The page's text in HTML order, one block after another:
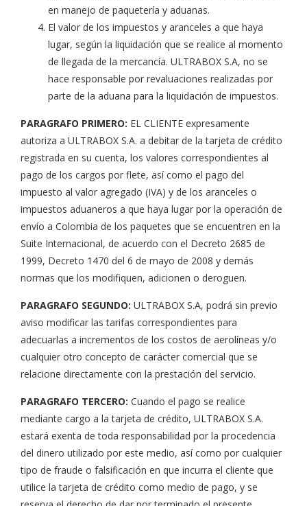
en manejo de paquetería y aduanas.
El valor de los impuestos y aranceles a que haya
lugar, según la liquidación que se realice al momento
de llegada de la mercancía. ULTRABOX S.A, no se
hace responsable por revaluaciones realizadas por
parte de la aduana para la liquidación de impuestos.
PARAGRAFO PRIMERO: EL CLIENTE expresamente
autoriza a ULTRABOX S.A. a debitar de la tarjeta de crédito
registrada en su cuenta, los valores correspondientes al
pago de los cargos por flete, así como el pago del
impuesto al valor agregado (IVA) y de los aranceles o
impuestos aduaneros a que haya lugar por la operación de
envío a Colombia de los paquetes que se encuentren en la
Suite Internacional, de acuerdo con el Decreto 2685 de
1999, Decreto 1470 del 6 de mayo de 2008 y demás
normas que los modifiquen, adicionen o deroguen.
PARAGRAFO SEGUNDO: ULTRABOX S.A, podrá sin previo
aviso modificar las tarifas correspondientes para
adecuarlas a incrementos de los costos de aerolíneas y/o
cualquier otro concepto de carácter comercial que se
relacione directamente con la prestación del servicio.
PARAGRAFO TERCERO: Cuando el pago se realice
mediante cargo a la tarjeta de crédito, ULTRABOX S.A.
estará exenta de toda responsabilidad por la procedencia
del dinero utilizado por este medio, así como por cualquier
tipo de fraude o falsificación en que incurra el cliente que
utilice la tarjeta de crédito como medio de pago, y se